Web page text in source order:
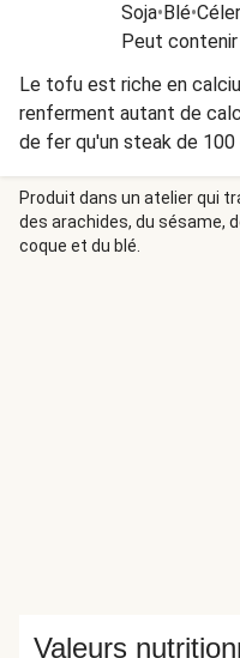
Soja•Blé•
Peut
Le tofu est riche en
renferment autant de
de fer qu'un steak de 100
Produit dans un atelier qui
des arachides, du sésame,
coque et du blé.
Valeurs